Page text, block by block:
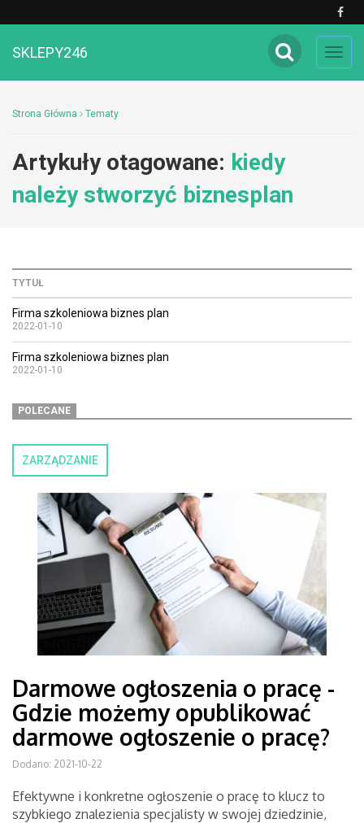
SKLEPY246
Strona Główna Tematy
Artykuły otagowane: kiedy
należy stworzyć biznesplan
TYTUŁ
Firma szkoleniowa biznes plan
2022-01-10
Firma szkoleniowa biznes plan
2022-01-10
POLECANE
ZARZĄDZANIE
Darmowe ogłoszenia o pracę -
Gdzie możemy opublikować
darmowe ogłoszenie o pracę?
Dodano: 2021-10-22
Efektywne i konkretne ogłoszenie o pracę to klucz to
szybkiego znalezienia specjalisty w swojej dziedzinie,